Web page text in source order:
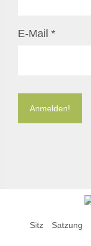
E-Mail *
Sitz Satzung